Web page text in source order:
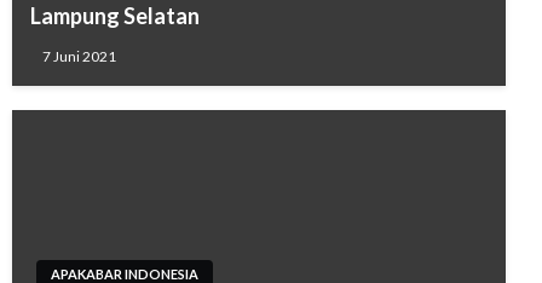
Lampung Selatan
7 Juni 2021
APAKABAR INDONESIA